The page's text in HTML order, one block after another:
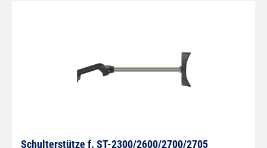
Schulterstütze f. ST-2300/2600/2700/2705